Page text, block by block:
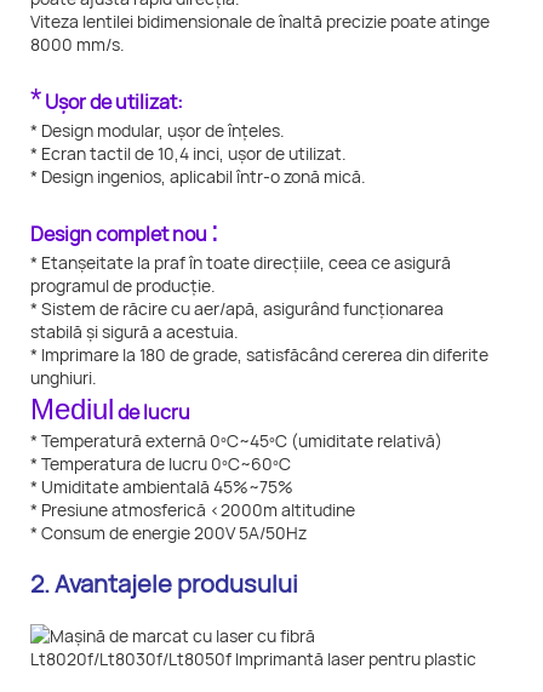
Viteza lentilei bidimensionale de înaltă precizie poate atinge
8000 mm/s.
*Ușor de utilizat:
* Design modular, ușor de înțeles.
* Ecran tactil de 10,4 inci, ușor de utilizat.
* Design ingenios, aplicabil într-o zonă mică.
Design complet nou :
* Etanșeitate la praf în toate direcțiile, ceea ce asigură
programul de producție.
* Sistem de răcire cu aer/apă, asigurând funcționarea
stabilă și sigură a acestuia.
* Imprimare la 180 de grade, satisfăcând cererea din diferite
unghiuri.
Mediulde lucru
* Temperatură externă 0ºC~45ºC (umiditate relativă)
* Temperatura de lucru 0ºC~60ºC
* Umiditate ambientală 45%~75%
* Presiune atmosferică <2000m altitudine
* Consum de energie 200V 5A/50Hz
2. Avantajele produsului